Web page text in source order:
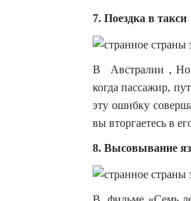
7. Поездка в такси
В Австралии ,
когда пассажир,
эту ошибку
вы вторгаетесь в
8. Высовывание